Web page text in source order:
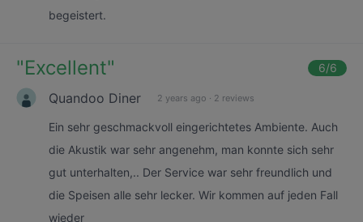
begeistert.
"Excellent" 6/6
Quandoo Diner 2 years ago · 2 reviews
Ein sehr geschmackvoll eingerichtetes Ambiente. Auch
die Akustik war sehr angenehm, man konnte sich sehr
gut unterhalten,.. Der Service war sehr freundlich und
die Speisen alle sehr lecker. Wir kommen auf jeden Fall
wieder